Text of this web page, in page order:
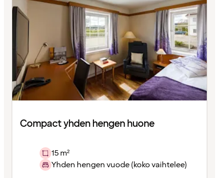
Compact yhden hengen huone
15 m²
Yhden hengen vuode (koko vaihtelee)